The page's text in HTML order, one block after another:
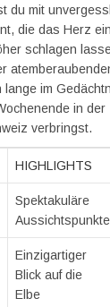
du mit
die das Herz
schlagen
lange im
in der
verbringst.
HIGHLIGHTS
Spektakuläre
Aussichtspunkte
Einzigartiger
Blick auf die
Elbe